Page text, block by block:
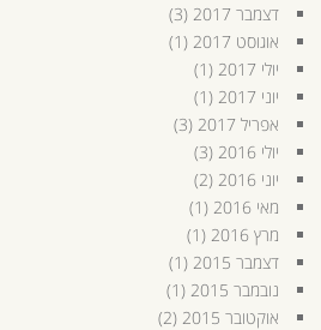
דצמבר 2017
(3)
אוגוסט 2017
(1)
יולי 2017
(1)
יוני 2017
(1)
אפריל 2017
(3)
יולי 2016
(3)
יוני 2016
(2)
מאי 2016
(1)
מרץ 2016
(1)
דצמבר 2015
(1)
נובמבר 2015
(1)
אוקטובר 2015
(2)